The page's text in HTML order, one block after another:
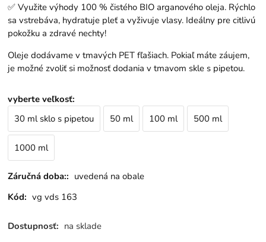
✅ Využite výhody 100 % čistého BIO arganového oleja. Rýchlo
sa vstrebáva, hydratuje pleť a vyživuje vlasy. Ideálny pre citlivú
pokožku a zdravé nechty!
Oleje dodávame v tmavých PET fľašiach. Pokiaľ máte záujem,
je možné zvoliť si možnosť dodania v tmavom skle s pipetou.
vyberte veľkosť:
30 ml sklo s pipetou
50 ml 100 ml 500 ml
1000 ml
Záručná doba:: uvedená na obale
Kód: vg vds 163
Dostupnosť: na sklade